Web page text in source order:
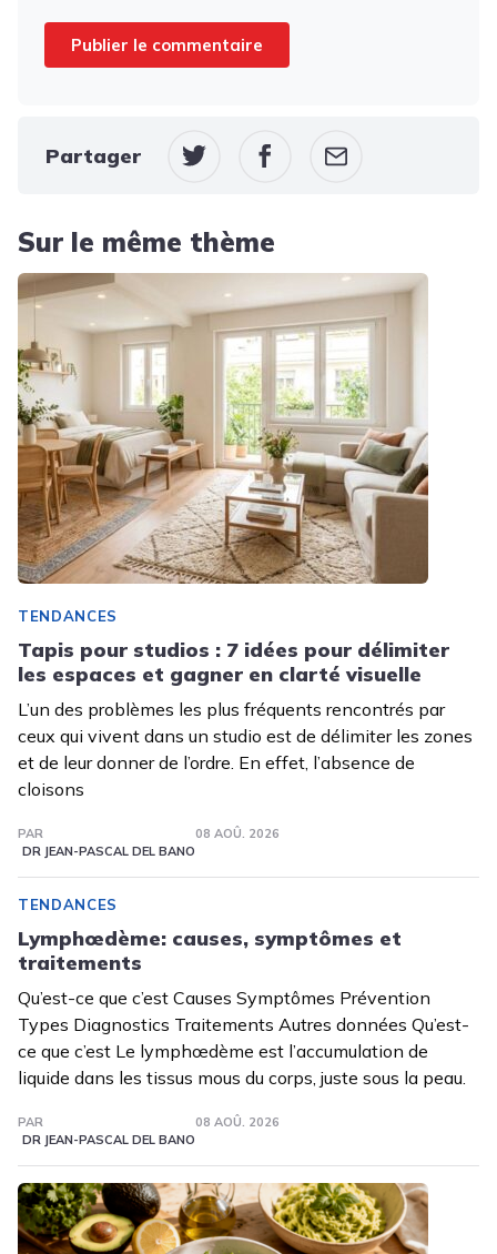
Partager
Sur le même thème
TENDANCES
Tapis pour studios : 7 idées pour délimiter
les espaces et gagner en clarté visuelle
L’un des problèmes les plus fréquents rencontrés par
ceux qui vivent dans un studio est de délimiter les zones
et de leur donner de l’ordre. En effet, l’absence de
cloisons
PAR
DR JEAN-PASCAL DEL BANO
08 AOÛ. 2026
TENDANCES
Lymphœdème: causes, symptômes et
traitements
Qu’est-ce que c’est Causes Symptômes Prévention
Types Diagnostics Traitements Autres données Qu’est-
ce que c’est Le lymphœdème est l’accumulation de
liquide dans les tissus mous du corps, juste sous la peau.
PAR
DR JEAN-PASCAL DEL BANO
08 AOÛ. 2026